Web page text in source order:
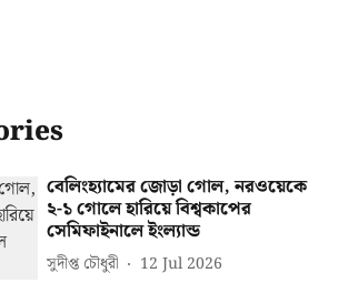
বেলিংহ্যামের জোড়া গোল, নরওয়েকে
২-১ গোলে হারিয়ে বিশ্বকাপের
সেমিফাইনালে ইংল্যান্ড
সুদীপ্ত চৌধুরী 12 Jul 2026